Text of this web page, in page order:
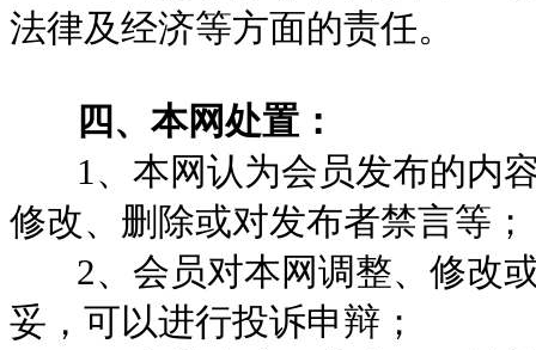
法律及经济等方面的责任。
四、本网处置：
1、本网认为会员发布的内
修改、删除或对发布者禁言等；
2、会员对本网调整、修改
妥，可以进行投诉申辩；